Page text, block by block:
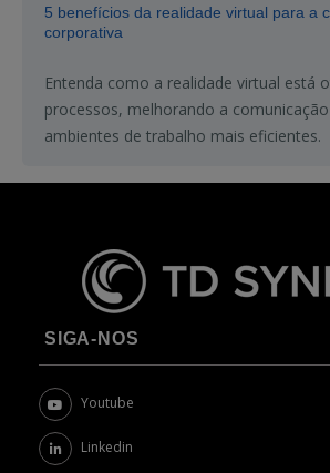
5 benefícios da realidade virtual para a
corporativa
Entenda como a realidade virtual está
processos, melhorando a
ambientes de trabalho mais eficientes.
SIGA-NOS
Youtube
Linkedin